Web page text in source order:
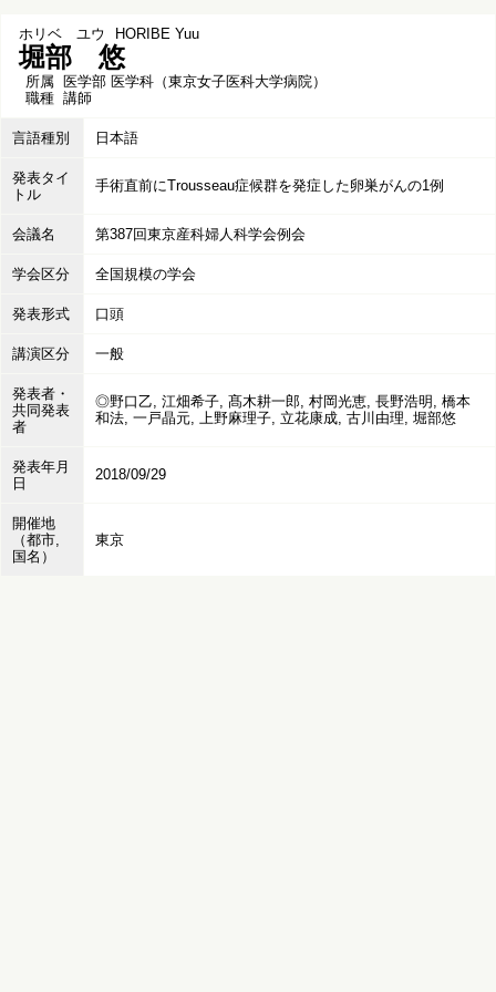
ホリベ ユウ HORIBE Yuu
堀部 悠
所属 医学部 医学科（東京女子医科大学病院）
職種 講師
言語種別 日本語
発表タイ
トル
手術直前にTrousseau症候群を発症した卵巣がんの1例
会議名 第387回東京産科婦人科学会例会
学会区分 全国規模の学会
発表形式 口頭
講演区分 一般
発表者・
共同発表
者
◎野口乙, 江畑希子, 髙木耕一郎, 村岡光恵, 長野浩明, 橋本
和法, 一戸晶元, 上野麻理子, 立花康成, 古川由理, 堀部悠
発表年月
日
2018/09/29
開催地
（都市,
国名）
東京